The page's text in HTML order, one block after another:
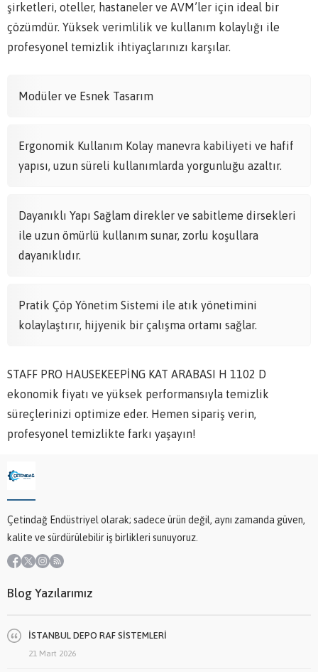
şirketleri, oteller, hastaneler ve AVM’ler için ideal bir
çözümdür. Yüksek verimlilik ve kullanım kolaylığı ile
profesyonel temizlik ihtiyaçlarınızı karşılar.
Modüler ve Esnek Tasarım
Ergonomik Kullanım Kolay manevra kabiliyeti ve hafif
yapısı, uzun süreli kullanımlarda yorgunluğu azaltır.
Dayanıklı Yapı Sağlam direkler ve sabitleme dirsekleri
ile uzun ömürlü kullanım sunar, zorlu koşullara
dayanıklıdır.
Pratik Çöp Yönetim Sistemi ile atık yönetimini
kolaylaştırır, hijyenik bir çalışma ortamı sağlar.
STAFF PRO HAUSEKEEPİNG KAT ARABASI H 1102 D
ekonomik fiyatı ve yüksek performansıyla temizlik
süreçlerinizi optimize eder. Hemen sipariş verin,
profesyonel temizlikte farkı yaşayın!
Çetindağ Endüstriyel olarak; sadece ürün değil, aynı zamanda güven,
kalite ve sürdürülebilir iş birlikleri sunuyoruz.
Blog Yazılarımız
İSTANBUL DEPO RAF SİSTEMLERİ
21 Mart 2026